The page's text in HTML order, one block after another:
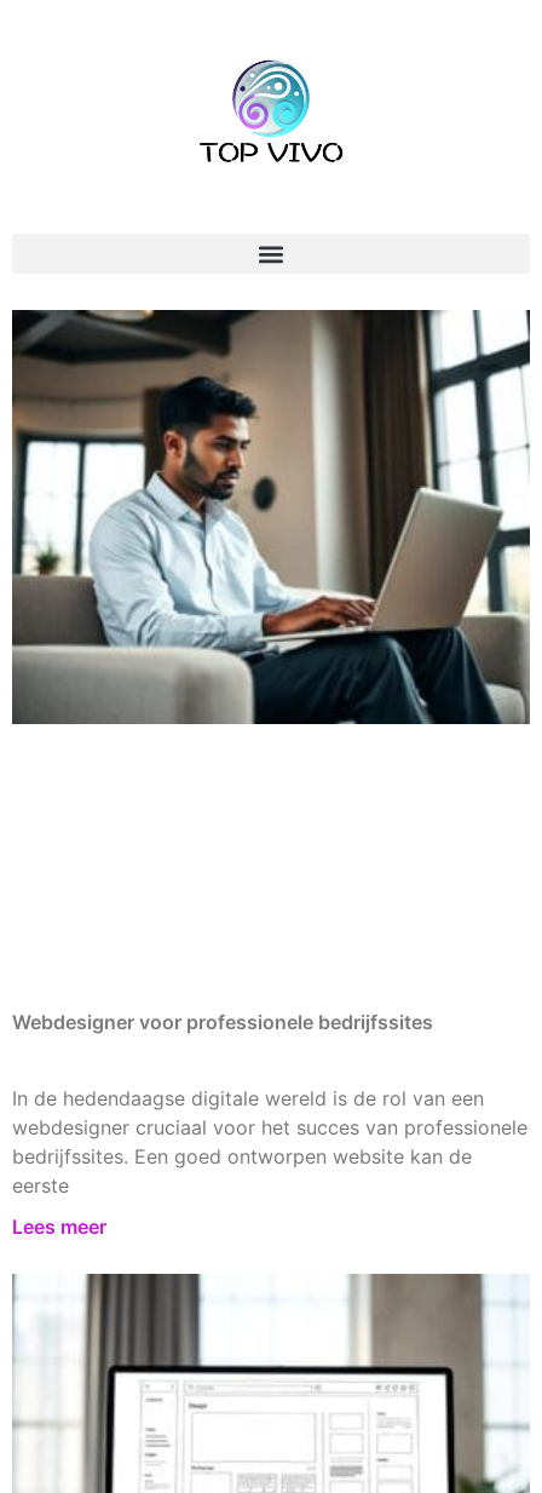
Webdesigner voor professionele bedrijfssites
In de hedendaagse digitale wereld is de rol van een
webdesigner cruciaal voor het succes van professionele
bedrijfssites. Een goed ontworpen website kan de
eerste
Lees meer